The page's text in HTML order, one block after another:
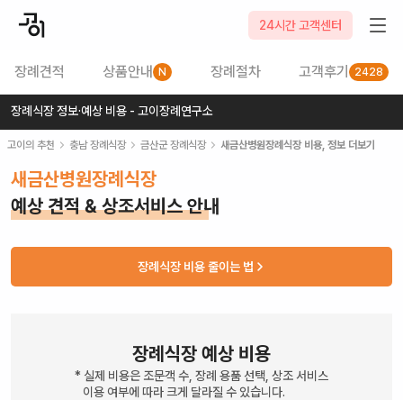
24시간 고객센터
장례견적 상품안내 N 장례절차 고객후기 2428
장례식장 정보·예상 비용 - 고이장례연구소
고이의 추천 충남장례식장 금산군장례식장 새금산병원장례식장비용, 정보 더보기
새금산병원장례식장
예상 견적 & 상조서비스 안내
장례식장 비용 줄이는 법
장례식장 예상 비용
* 실제 비용은 조문객 수, 장례 용품 선택, 상조 서비스
이용 여부에 따라 크게 달라질 수 있습니다.